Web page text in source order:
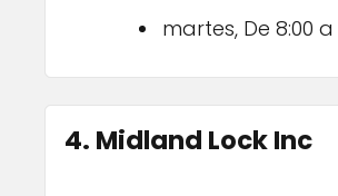
martes, De 8:00 a
4. Midland Lock Inc